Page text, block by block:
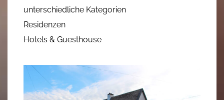
unterschiedliche Kategorien
Residenzen
Hotels & Guesthouse